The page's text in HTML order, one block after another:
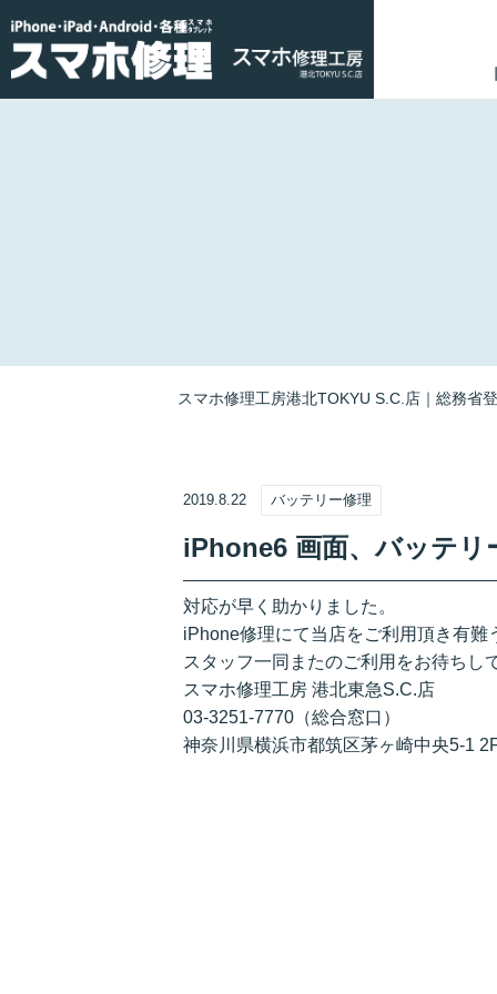
スマホ修理工房港北TOKYU S.C.店｜総務省
2019.8.22 バッテリー修理
iPhone6 画面、バッテリ
対応が早く助かりました。
iPhone修理にて当店をご利用頂き有難
スタッフ一同またのご利用をお待ちし
スマホ修理工房 港北東急S.C.店
03-3251-7770（総合窓口）
神奈川県横浜市都筑区茅ヶ崎中央5-1